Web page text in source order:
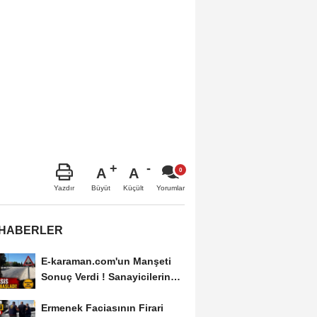
Yazdır
A
Büyüt
A
Küçült Yorumlar
E-karaman.com'un Manşeti
Sonuç Verdi ! Sanayicilerin
Ermenek Faciasının Firari